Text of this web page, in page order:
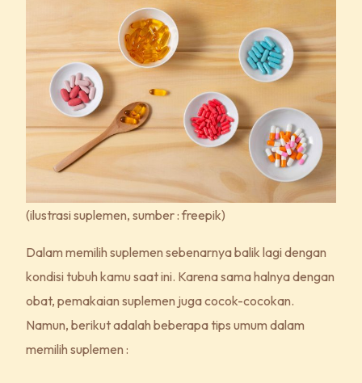
(ilustrasi suplemen, sumber : freepik)
Dalam memilih suplemen sebenarnya balik lagi dengan
kondisi tubuh kamu saat ini. Karena sama halnya dengan
obat, pemakaian suplemen juga cocok-cocokan.
Namun, berikut adalah beberapa tips umum dalam
memilih suplemen :